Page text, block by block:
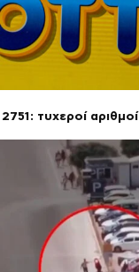
τυχεροί αριθμοί